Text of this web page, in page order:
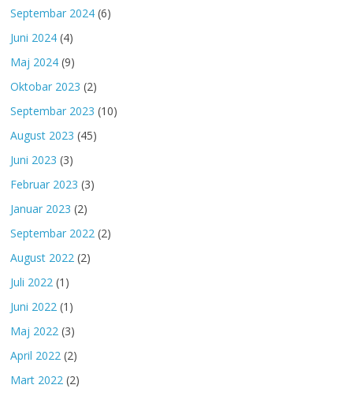
Septembar 2024 (6)
Juni 2024 (4)
Maj 2024 (9)
Oktobar 2023 (2)
Septembar 2023 (10)
August 2023 (45)
Juni 2023 (3)
Februar 2023 (3)
Januar 2023 (2)
Septembar 2022 (2)
August 2022 (2)
Juli 2022 (1)
Juni 2022 (1)
Maj 2022 (3)
April 2022 (2)
Mart 2022 (2)